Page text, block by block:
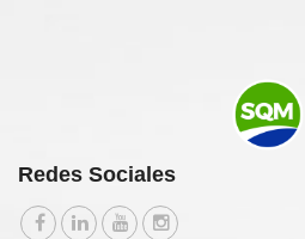
Redes Sociales